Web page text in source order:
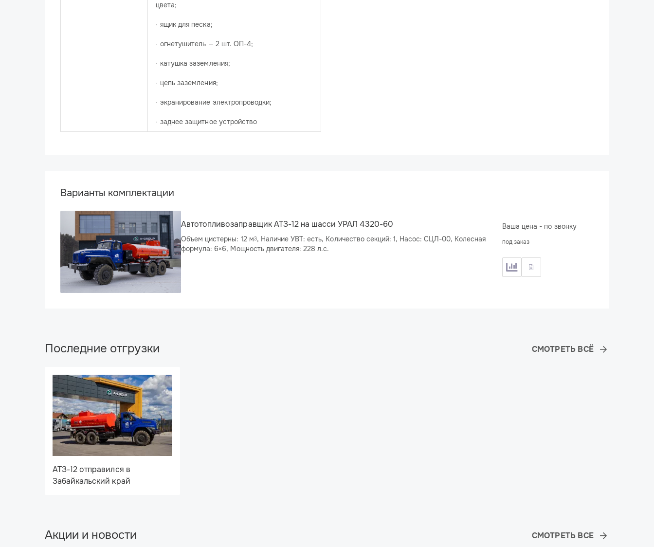
цвета;
· ящик для песка;
· огнетушитель — 2 шт. ОП-4;
· катушка заземления;
· цепь заземления;
· экранирование электропроводки;
· заднее защитное устройство
Варианты комплектации
Автотопливозаправщик АТЗ-12 на шасси УРАЛ 4320-60
Объем цистерны: 12 м3, Наличие УВТ: есть, Количество секций: 1, Насос: СЦЛ-00, Колесная
формула: 6×6, Мощность двигателя: 228 л.с.
Ваша цена - по звонку
под заказ
Последние отгрузки СМОТРЕТЬ ВСЁ
АТЗ-12 отправился в
Забайкальский край
Акции и новости СМОТРЕТЬ ВСЕ